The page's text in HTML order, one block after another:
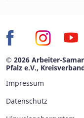
© 2026 Arbeiter-
Pfalz e.V.,
Impressum
Datenschutz